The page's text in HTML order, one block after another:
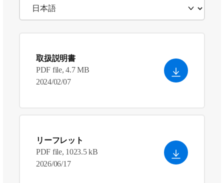
取扱説明書
PDF file, 4.7 MB
2024/02/07
リーフレット
PDF file, 1023.5 kB
2026/06/17